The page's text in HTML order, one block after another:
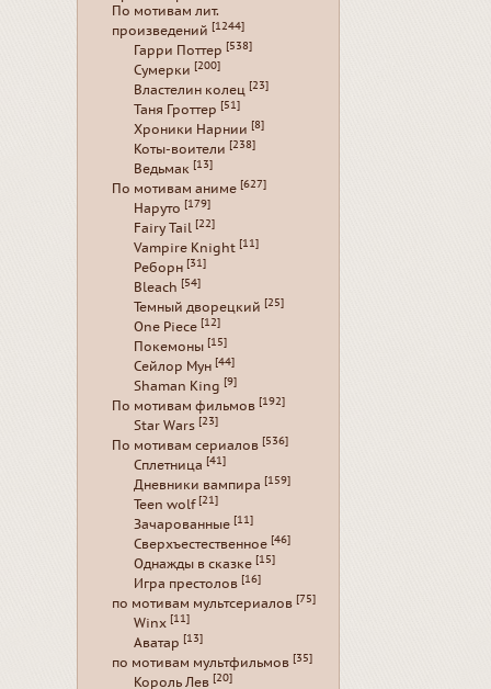
По мотивам лит.
произведений [1244]
Гарри Поттер [538]
Сумерки [200]
Властелин колец [23]
Таня Гроттер [51]
Хроники Нарнии [8]
Коты-воители [238]
Ведьмак [13]
По мотивам аниме [627]
Наруто [179]
Fairy Tail [22]
Vampire Knight [11]
Реборн [31]
Bleach [54]
Темный дворецкий [25]
One Piece [12]
Покемоны [15]
Сейлор Мун [44]
Shaman King [9]
По мотивам фильмов [192]
Star Wars [23]
По мотивам сериалов [536]
Сплетница [41]
Дневники вампира [159]
Teen wolf [21]
Зачарованные [11]
Сверхъестественное [46]
Однажды в сказке [15]
Игра престолов [16]
по мотивам мультсериалов [75]
Winx [11]
Аватар [13]
по мотивам мультфильмов [35]
Король Лев [20]